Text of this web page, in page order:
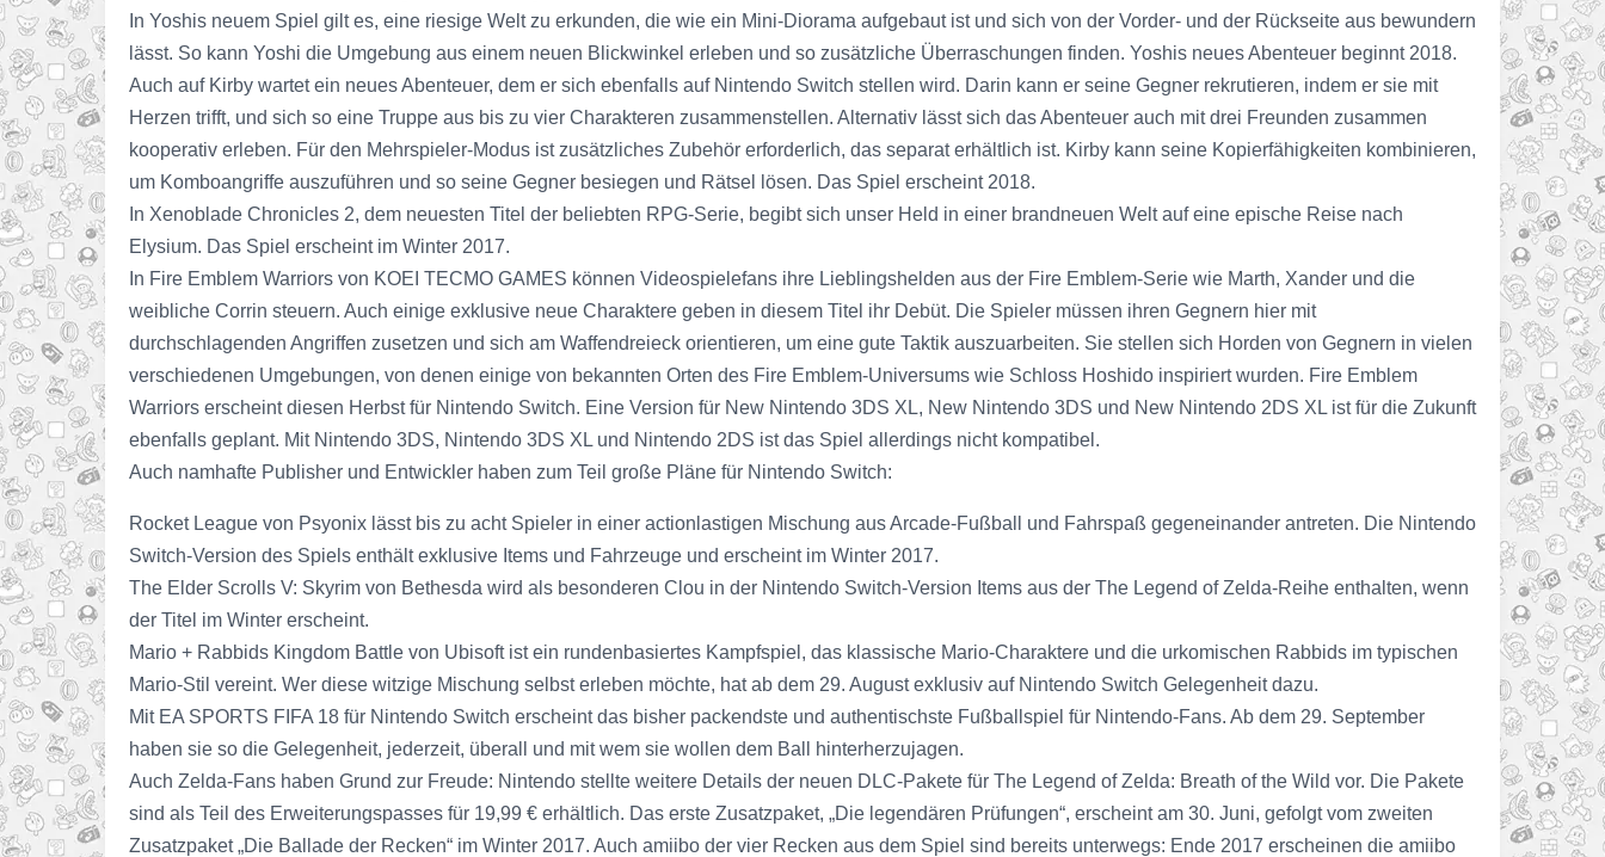
In Yoshis neuem Spiel gilt es, eine riesige Welt zu erkunden, die wie ein Mini-Diorama aufgebaut ist und sich von der Vorder- und der Rückseite aus bewundern
lässt. So kann Yoshi die Umgebung aus einem neuen Blickwinkel erleben und so zusätzliche Überraschungen finden. Yoshis neues Abenteuer beginnt 2018.
Auch auf Kirby wartet ein neues Abenteuer, dem er sich ebenfalls auf Nintendo Switch stellen wird. Darin kann er seine Gegner rekrutieren, indem er sie mit
Herzen trifft, und sich so eine Truppe aus bis zu vier Charakteren zusammenstellen. Alternativ lässt sich das Abenteuer auch mit drei Freunden zusammen
kooperativ erleben. Für den Mehrspieler-Modus ist zusätzliches Zubehör erforderlich, das separat erhältlich ist. Kirby kann seine Kopierfähigkeiten kombinieren,
um Komboangriffe auszuführen und so seine Gegner besiegen und Rätsel lösen. Das Spiel erscheint 2018.
In Xenoblade Chronicles 2, dem neuesten Titel der beliebten RPG-Serie, begibt sich unser Held in einer brandneuen Welt auf eine epische Reise nach
Elysium. Das Spiel erscheint im Winter 2017.
In Fire Emblem Warriors von KOEI TECMO GAMES können Videospielefans ihre Lieblingshelden aus der Fire Emblem-Serie wie Marth, Xander und die
weibliche Corrin steuern. Auch einige exklusive neue Charaktere geben in diesem Titel ihr Debüt. Die Spieler müssen ihren Gegnern hier mit
durchschlagenden Angriffen zusetzen und sich am Waffendreieck orientieren, um eine gute Taktik auszuarbeiten. Sie stellen sich Horden von Gegnern in vielen
verschiedenen Umgebungen, von denen einige von bekannten Orten des Fire Emblem-Universums wie Schloss Hoshido inspiriert wurden. Fire Emblem
Warriors erscheint diesen Herbst für Nintendo Switch. Eine Version für New Nintendo 3DS XL, New Nintendo 3DS und New Nintendo 2DS XL ist für die Zukunft
ebenfalls geplant. Mit Nintendo 3DS, Nintendo 3DS XL und Nintendo 2DS ist das Spiel allerdings nicht kompatibel.
Auch namhafte Publisher und Entwickler haben zum Teil große Pläne für Nintendo Switch:
Rocket League von Psyonix lässt bis zu acht Spieler in einer actionlastigen Mischung aus Arcade-Fußball und Fahrspaß gegeneinander antreten. Die Nintendo
Switch-Version des Spiels enthält exklusive Items und Fahrzeuge und erscheint im Winter 2017.
The Elder Scrolls V: Skyrim von Bethesda wird als besonderen Clou in der Nintendo Switch-Version Items aus der The Legend of Zelda-Reihe enthalten, wenn
der Titel im Winter erscheint.
Mario + Rabbids Kingdom Battle von Ubisoft ist ein rundenbasiertes Kampfspiel, das klassische Mario-Charaktere und die urkomischen Rabbids im typischen
Mario-Stil vereint. Wer diese witzige Mischung selbst erleben möchte, hat ab dem 29. August exklusiv auf Nintendo Switch Gelegenheit dazu.
Mit EA SPORTS FIFA 18 für Nintendo Switch erscheint das bisher packendste und authentischste Fußballspiel für Nintendo-Fans. Ab dem 29. September
haben sie so die Gelegenheit, jederzeit, überall und mit wem sie wollen dem Ball hinterherzujagen.
Auch Zelda-Fans haben Grund zur Freude: Nintendo stellte weitere Details der neuen DLC-Pakete für The Legend of Zelda: Breath of the Wild vor. Die Pakete
sind als Teil des Erweiterungspasses für 19,99 € erhältlich. Das erste Zusatzpaket, „Die legendären Prüfungen“, erscheint am 30. Juni, gefolgt vom zweiten
Zusatzpaket „Die Ballade der Recken“ im Winter 2017. Auch amiibo der vier Recken aus dem Spiel sind bereits unterwegs: Ende 2017 erscheinen die amiibo